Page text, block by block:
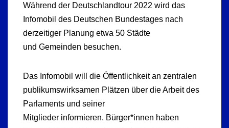
Während der Deutschlandtour 2022 wird das
Infomobil des Deutschen Bundestages nach
derzeitiger Planung etwa 50 Städte
und Gemeinden besuchen.
Das Infomobil will die Öffentlichkeit an zentralen
publikumswirksamen Plätzen über die Arbeit des
Parlaments und seiner
Mitglieder informieren. Bürger*innen haben